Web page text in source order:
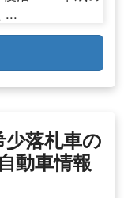
少落札車の
動車情報